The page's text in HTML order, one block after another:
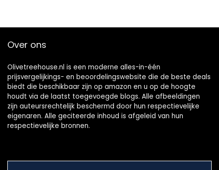
Over ons
Olivetreehouse.nl is een moderne alles-in-één
prijsvergelijkings- en beoordelingswebsite die de beste deals
biedt die beschikbaar zijn op amazon en u op de hoogte
houdt via de laatst toegevoegde blogs. Alle afbeeldingen
zijn auteursrechtelijk beschermd door hun respectievelijke
eigenaren. Alle geciteerde inhoud is afgeleid van hun
respectievelijke bronnen.